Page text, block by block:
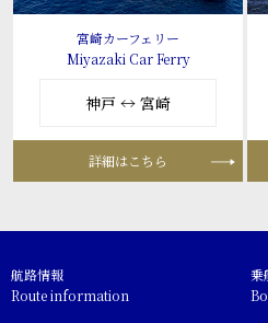
宮崎カーフェリー
Miyazaki Car Ferry
神戸 ↔ 宮崎
詳細はこちら
航路情報
Route information
乗